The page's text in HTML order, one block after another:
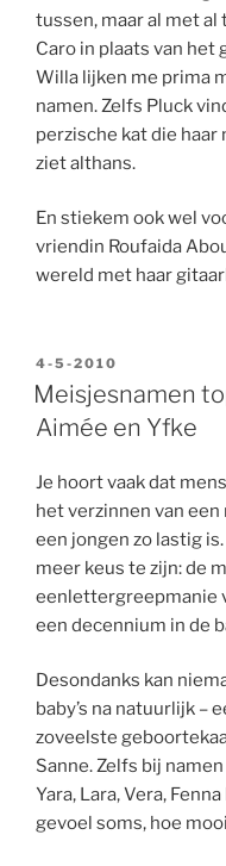
tussen, maar al met
Caro in plaats van het
Willa lijken me prima
namen. Zelfs Pluck
perzische kat die haar
ziet althans.
En stiekem ook wel
vriendin Roufaida
wereld met haar
GEPLAATST
OP
4-5-2010
Meisjesnamen
Aimée en Yfke
Je hoort vaak dat
het verzinnen van
een jongen zo lastig
meer keus te zijn: de
eenlettergreepmanie
een decennium in de
Desondanks kan
baby’s na natuurlijk –
zoveelste
Sanne. Zelfs bij
Yara, Lara, Vera,
gevoel soms, hoe